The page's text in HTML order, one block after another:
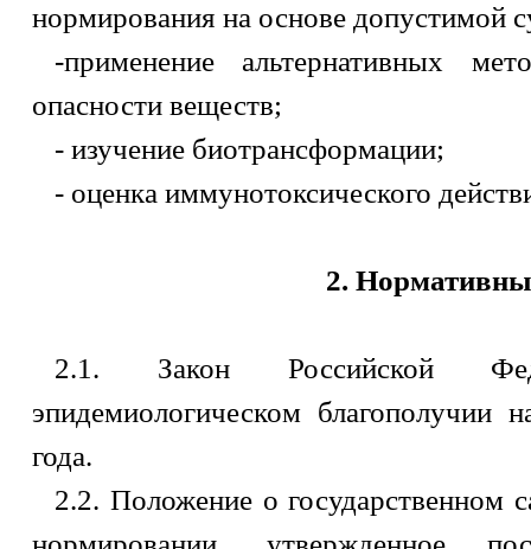
нормирования на основе допустимой
-применение альтернативных
опасности веществ;
- изучение биотрансформации;
- оценка иммунотоксического
2.
2.1. Закон Российской
эпидемиологическом благополучии
года.
2.2. Положение о государственном